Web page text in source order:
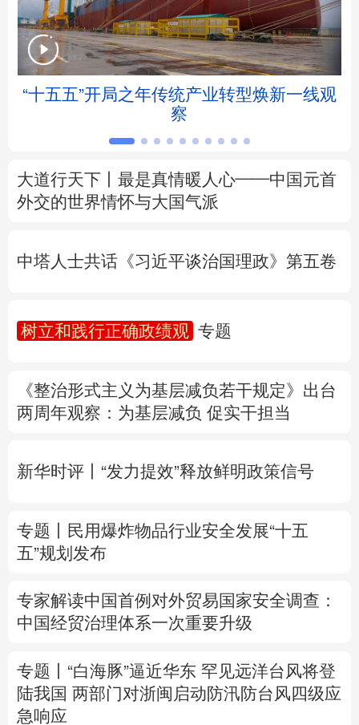
辽宁 吉林 上海 江苏
浙江 安徽 福建 江西
四川 贵州 云南
English Español Français عربى
Deutsch Português
“十五五”开局之年传统产业转型焕新一线观
察
大道行天下丨最是真情暖人心——中国元首
外交的世界情怀与大国气派
中塔人士共话《习近平谈治国理政》第五卷
树立和践行正确政绩观 专题
《整治形式主义为基层减负若干规定》出台
两周年观察 ：为基层减负 促实干担当
新华时评丨“发力提效”释放鲜明政策信号
专题丨
民用爆炸物品行业安全发展“十五
五”规划发布
专家解读中国首例对外贸易国家安全调查：
中国经贸治理体系一次重要升级
专题丨 “白海豚”逼近华东 罕见远洋台风将登
陆我国 两部门对浙闽启动防汛防台风四级应
急响应